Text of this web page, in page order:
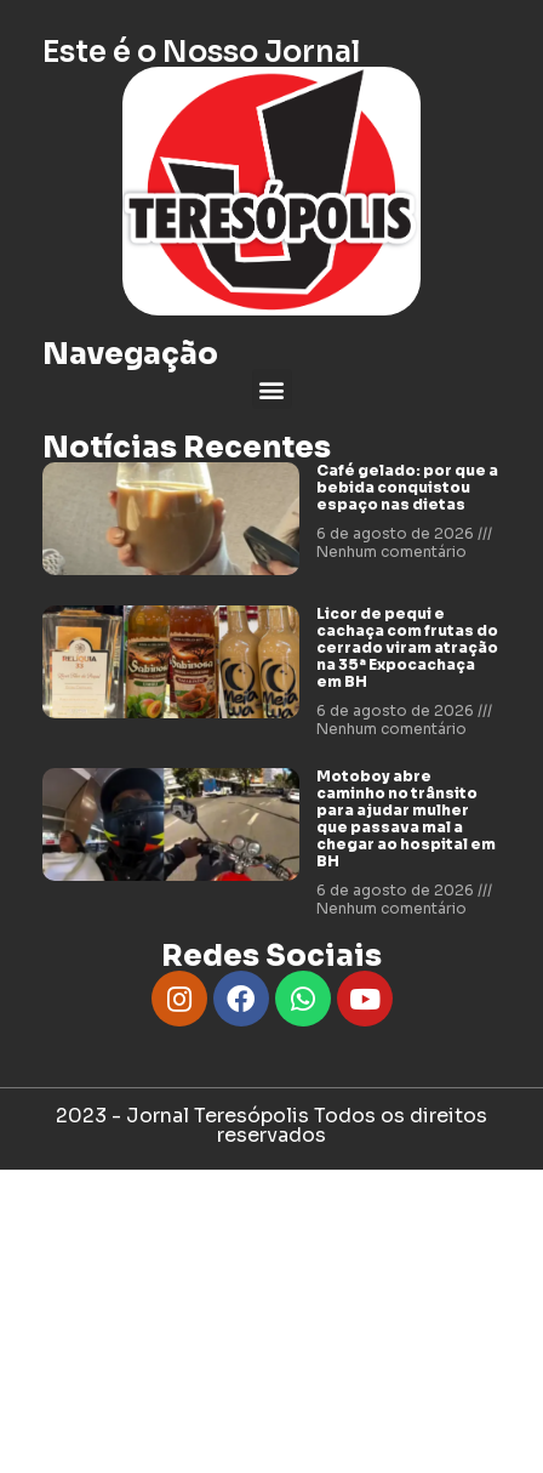
Este é o Nosso Jornal
Navegação
Notícias Recentes
Café gelado: por que a
bebida conquistou
espaço nas dietas
6 de agosto de 2026
Nenhum comentário
Licor de pequi e
cachaça com frutas do
cerrado viram atração
na 35ª Expocachaça
em BH
6 de agosto de 2026
Nenhum comentário
Motoboy abre
caminho no trânsito
para ajudar mulher
que passava mal a
chegar ao hospital em
BH
6 de agosto de 2026
Nenhum comentário
Redes Sociais
2023 - Jornal Teresópolis Todos os direitos
reservados